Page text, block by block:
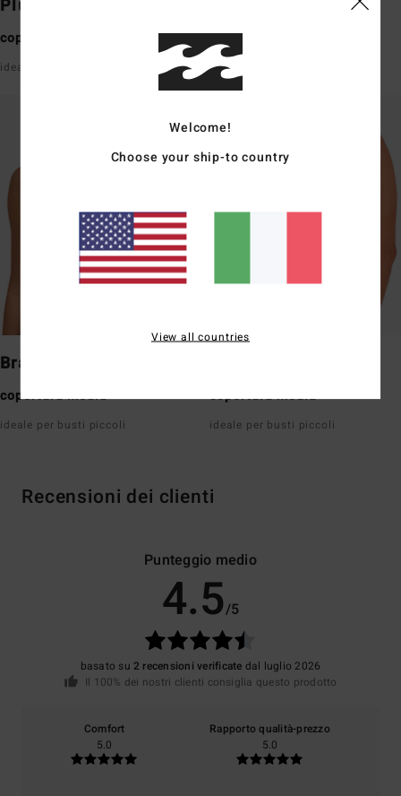
Plunge
copertura media
ideale per busti piccoli
copertura media
ideale per busti piccoli/medi
Bralette
copertura media
ideale per busti piccoli
copertura media
ideale per busti piccoli
Recensioni dei clienti
Punteggio medio
4.5/5
basato su 2 recensioni verificate dal luglio 2026
Il 100% dei nostri clienti consiglia questo prodotto
Comfort
5.0
Rapporto qualità-prezzo
5.0
Welcome!
Choose your ship-to country
View all countries